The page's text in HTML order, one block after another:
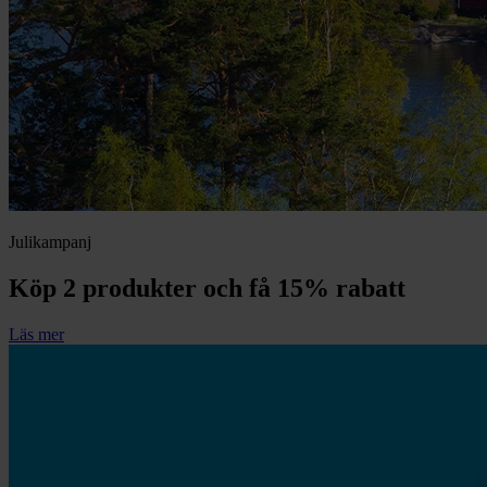
Toalett
Grill & Fritid chevron_right
Lacanche
Reservdelar chevron_right
Julikampanj
Köp 2 produkter och få 15% rabatt
Läs mer